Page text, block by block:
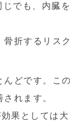
でも、内臓
折するリス
どです。こ
れます。
果としては大